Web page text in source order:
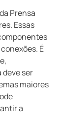
Prensa
Essas
É
ser
maiores
a